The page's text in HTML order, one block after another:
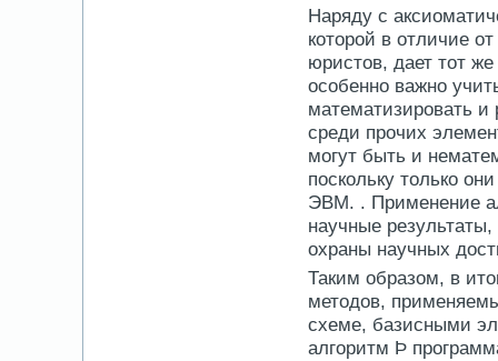
Наряду с
которой в отличие
юристов, дает тот
особенно важно
математизировать и
среди прочих
могут быть и
поскольку только
ЭВМ. . Применение
научные
охраны научных
Таким образом, в
методов,
схеме, базисными
алгоритм Þ